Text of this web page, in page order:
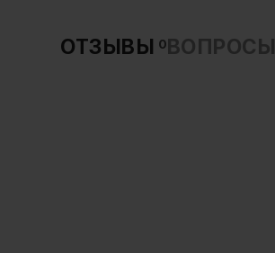
ОТЗЫВЫ 0ВОПРОСЫ